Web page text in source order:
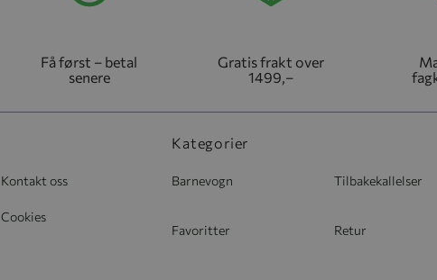
Få først – betal
senere
Gratis frakt over
1499,–
Kontakt oss
Cookies
Kategorier
Barnevogn Tilbakekallelser
Favoritter Retur